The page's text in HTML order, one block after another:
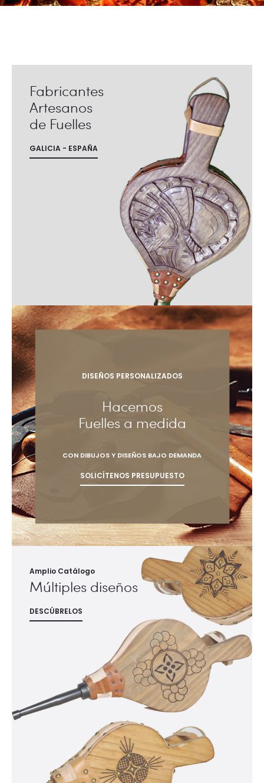
Fabricantes
Artesanos
de Fuelles
GALICIA - ESPAÑA
DISEÑOS PERSONALIZADOS
Hacemos
Fuelles a medida
CON DIBUJOS Y DISEÑOS BAJO DEMANDA
SOLICÍTENOS PRESUPUESTO
Amplio Catálogo
Múltiples diseños
DESCÚBRELOS